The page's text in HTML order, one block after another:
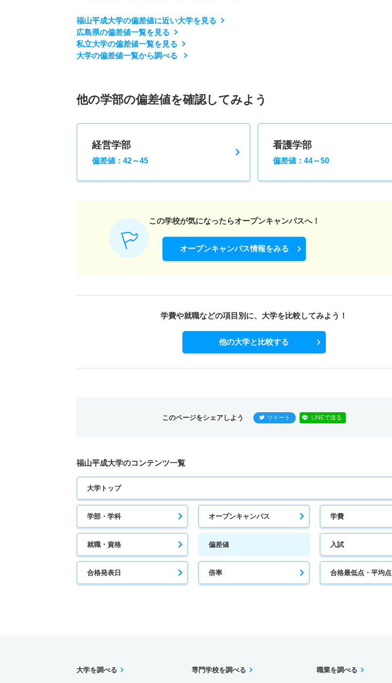
福山平成大学の偏差値に近い大学を見る
広島県の偏差値一覧を見る
私立大学の偏差値一覧を見る
大学の偏差値一覧から調べる
他の学部の偏差値を確認してみよう
経営学部
偏差値：42～45
看護学部
偏差値：44～50
この学校が気になったらオープンキャンパスへ！
オープンキャンパス情報をみる
学費や就職などの項目別に、 大学を比較してみよう！
他の大学と比較する
このページをシェアしよう ツイート LINEで送る
福山平成大学のコンテンツ一覧
大学トップ
学部・学科 オープンキャンパス 学費
就職・資格 偏差値 入試
合格発表日 倍率 合格最低点・平均点
大学を調べる 専門学校を調べる 職業を調べる